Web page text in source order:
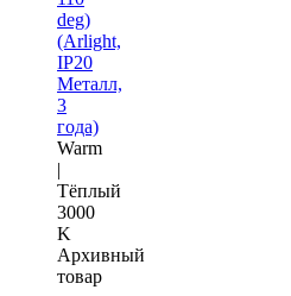
deg)
(Arlight,
IP20
Металл,
3
года)
Warm
|
Тёплый
3000
K
Архивный
товар